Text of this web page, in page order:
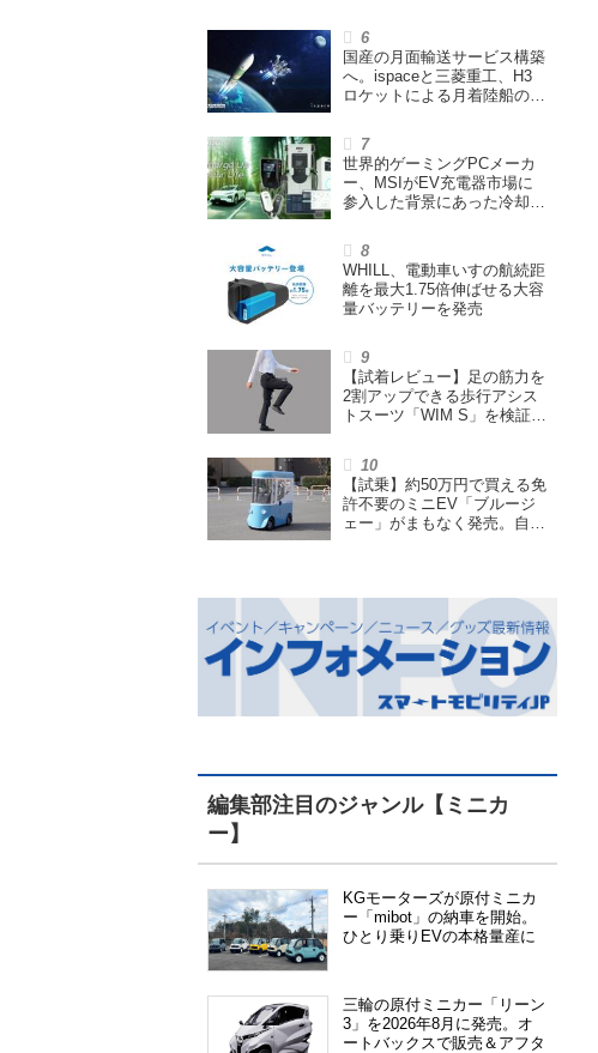
国産の月面輸送サービス構築
へ。ispaceと三菱重工、H3
ロケットによる月着陸船の打
結
世界的ゲーミングPCメーカ
ー、MSIがEV充電器市場に
参入した背景にあった冷却技
回】
WHILL、電動車いすの航続距
離を最大1.75倍伸ばせる大容
量バッテリーを発売
【試着レビュー】足の筋力を
2割アップできる歩行アシス
トスーツ「WIM S」を検証。
【試乗】約50万円で買える免
許不要のミニEV「ブルージ
ェー」がまもなく発売。自転
編集部注目のジャンル【ミニカ
ー】
KGモーターズが原付ミニカ
ー「mibot」の納車を開始。
ひとり乗りEVの本格量産に
三輪の原付ミニカー「リーン
3」を2026年8月に発売。オ
ートバックスで販売＆アフタ